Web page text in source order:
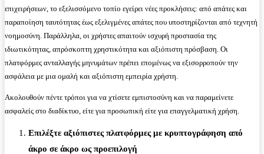
επιχειρήσεων, το εξελισσόμενο τοπίο εγείρει νέες προκλήσεις: από απάτες και
παραποίηση ταυτότητας έως εξελιγμένες απάτες που υποστηρίζονται από τεχνητή
νοημοσύνη. Παράλληλα, οι χρήστες απαιτούν ισχυρή προστασία της
ιδιωτικότητας, απρόσκοπτη χρηστικότητα και αξιόπιστη πρόσβαση. Οι
πλατφόρμες ανταλλαγής μηνυμάτων πρέπει επομένως να εξισορροπούν την
ασφάλεια με μια ομαλή και αξιόπιστη εμπειρία χρήστη.
Ακολουθούν πέντε τρόποι για να χτίσετε εμπιστοσύνη και να παραμείνετε
ασφαλείς στο διαδίκτυο, είτε για προσωπική είτε για επαγγελματική χρήση.
Επιλέξτε αξιόπιστες πλατφόρμες με κρυπτογράφηση από
άκρο σε άκρο ως προεπιλογή